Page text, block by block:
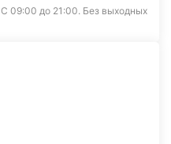
С 09:00 до 21:00. Без выходных